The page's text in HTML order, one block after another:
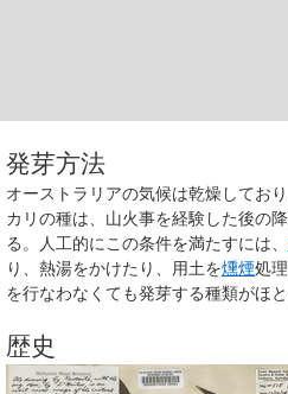
発芽方法
オーストラリアの気候は乾燥しており
カリの種は、山火事を経験した後の
る。人工的にこの条件を満たすには、
り、熱湯をかけたり、用土を燻煙処
を行なわなくても発芽する種類がほと
歴史